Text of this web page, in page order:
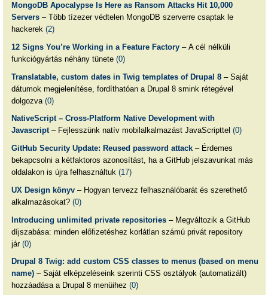
MongoDB Apocalypse Is Here as Ransom Attacks Hit 10,000
Servers– Több tízezer védtelen MongoDB szerverre csaptak le
hackerek (2)
12 Signs You’re Working in a Feature Factory– A cél nélküli
funkciógyártás néhány tünete (0)
Translatable, custom dates in Twig templates of Drupal 8– Saját
dátumok megjelenítése, fordíthatóan a Drupal 8 smink rétegével
dolgozva (0)
NativeScript – Cross-Platform Native Development with
Javascript– Fejlesszünk natív mobilalkalmazást JavaScripttel (0)
GitHub Security Update: Reused password attack– Érdemes
bekapcsolni a kétfaktoros azonosítást, ha a GitHub jelszavunkat más
oldalakon is újra felhasználtuk (17)
UX Design könyv– Hogyan tervezz felhasználóbarát és szerethető
alkalmazásokat? (0)
Introducing unlimited private repositories– Megváltozik a GitHub
díjszabása: minden előfizetéshez korlátlan számú privát repository
jár (0)
Drupal 8 Twig: add custom CSS classes to menus (based on menu
name)– Saját elképzeléseink szerinti CSS osztályok (automatizált)
hozzáadása a Drupal 8 menüihez (0)